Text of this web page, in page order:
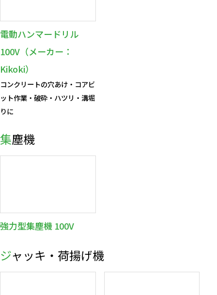
電動ハンマードリル
100V（メーカー：
Kikoki）
コンクリートの穴あけ・コアビ
ット作業・破砕・ハツリ・溝堀
りに
集塵機
強力型集塵機 100V
ジャッキ・荷揚げ機